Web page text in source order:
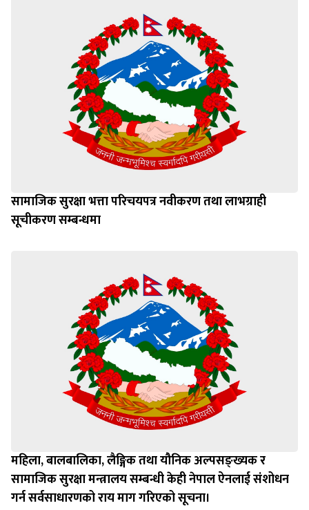
सामाजिक सुरक्षा भत्ता परिचयपत्र नवीकरण तथा लाभग्राही
सूचीकरण सम्बन्धमा
महिला, बालबालिका, लैङ्गिक तथा यौनिक अल्पसङ्ख्यक र
सामाजिक सुरक्षा मन्त्रालय सम्बन्धी केही नेपाल ऐनलाई संशोधन
गर्न सर्वसाधारणको राय माग गरिएको सूचना।